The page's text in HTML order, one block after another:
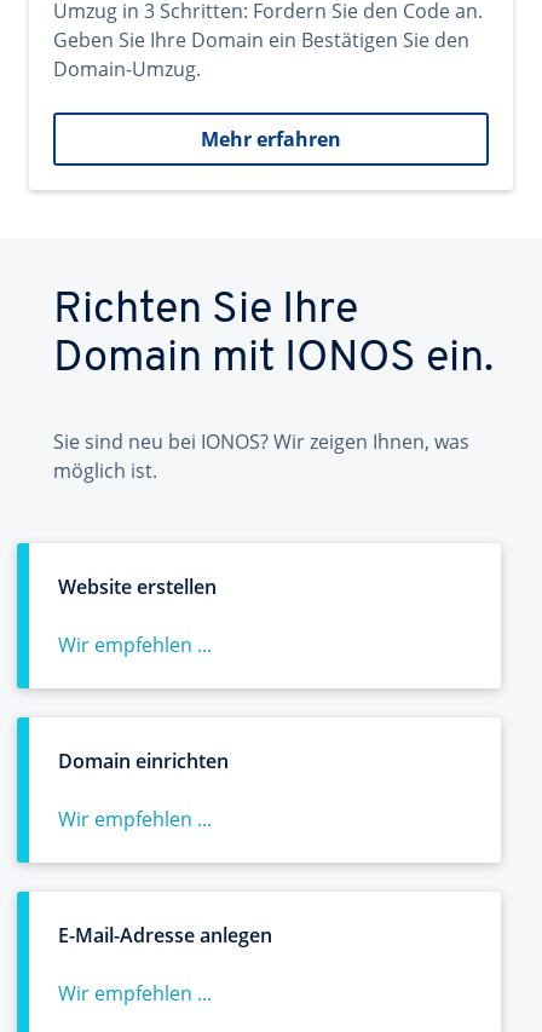
Umzug in 3 Schritten: Fordern Sie den Code an.
Geben Sie Ihre Domain ein Bestätigen Sie den
Domain-Umzug.
Mehr erfahren
Richten Sie Ihre
Domain mit IONOS ein.
Sie sind neu bei IONOS? Wir zeigen Ihnen, was
möglich ist.
Website erstellen
Wir empfehlen ...
Domain einrichten
Wir empfehlen ...
E-Mail-Adresse anlegen
Wir empfehlen ...